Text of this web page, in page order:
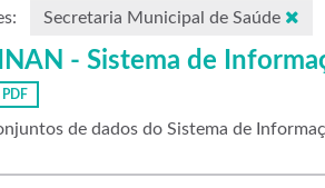
Secretaria Municipal de Saúde
- Sistema de
PDF
de dados do Sistema de